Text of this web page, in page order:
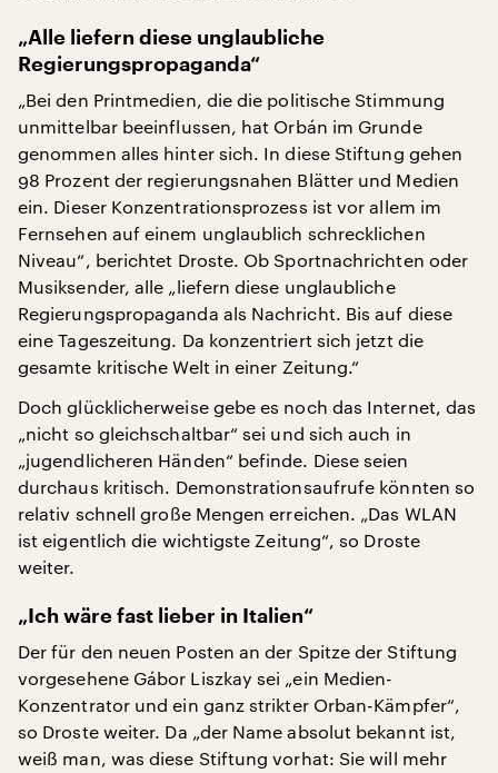
„Alle liefern diese unglaubliche
Regierungspropaganda“
„Bei den Printmedien, die die politische Stimmung
unmittelbar beeinflussen, hat Orbán im Grunde
genommen alles hinter sich. In diese Stiftung gehen
98 Prozent der regierungsnahen Blätter und Medien
ein. Dieser Konzentrationsprozess ist vor allem im
Fernsehen auf einem unglaublich schrecklichen
Niveau“, berichtet Droste. Ob Sportnachrichten oder
Musiksender, alle „liefern diese unglaubliche
Regierungspropaganda als Nachricht. Bis auf diese
eine Tageszeitung. Da konzentriert sich jetzt die
gesamte kritische Welt in einer Zeitung.“
Doch glücklicherweise gebe es noch das Internet, das
„nicht so gleichschaltbar“ sei und sich auch in
„jugendlicheren Händen“ befinde. Diese seien
durchaus kritisch. Demonstrationsaufrufe könnten so
relativ schnell große Mengen erreichen. „Das WLAN
ist eigentlich die wichtigste Zeitung“, so Droste
weiter.
„Ich wäre fast lieber in Italien“
Der für den neuen Posten an der Spitze der Stiftung
vorgesehene Gábor Liszkay sei „ein Medien-
Konzentrator und ein ganz strikter Orban-Kämpfer“,
so Droste weiter. Da „der Name absolut bekannt ist,
weiß man, was diese Stiftung vorhat: Sie will mehr